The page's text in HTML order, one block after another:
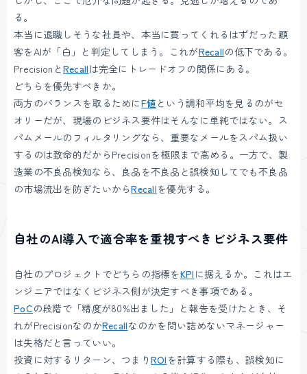
る。
本当に退職しそうな社員や、本当に買ってくれるはずだった顧
客をAIが「白」と判定してしまう。これがRecallの低下である。
PrecisionとRecall は完全にトレードオフの関係にある。
どちらを優先すべきか。
両方のバランスを取るためにF値 という調和平均を見るのがセ
オリーだが、現場のビジネス要件はそんなに単純ではない。ス
パムメールのフィルタリングなら、重要なメールをスパム扱い
するのは致命的だからPrecisionを極限まで高める。一方で、製
造業の不良品検知なら、良品を不良品と誤検知してでも不良品
の市場流出を防ぎたいからRecallを優先する。
自社のAI導入で適合率を重視すべきビジネス要件
自社のプロジェクトでどちらの指標をKPI に据えるか。これはエ
ンジニアではなくビジネス側が決定すべき事項である。
PoCの段階で「精度が80%出ました」と報告を受けたとき、そ
れがPrecisionなのかRecallなのかを問い詰めないマネージャー
は失格だと言っていい。
投資に対するリターン、つまり ROI を計算する際も、誤検知に